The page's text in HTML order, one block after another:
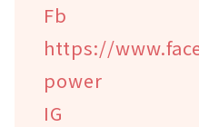
https://
power